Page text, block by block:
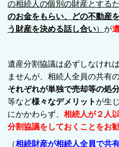
の相続人の個別の財産とする
のお金をもらい、どの不動産
う財産を決める話し合い） が
遺産分割協議は必ずしなけれ
ませんが、相続人全員の共有
それぞれが単独で売却等の処
等など様々なデメリット が生
にかかわらず、 相続人が２人
分割協議をしておくことをお
（相続財産が相続人全員で共